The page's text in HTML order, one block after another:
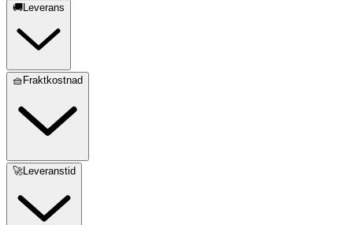
🚚Leverans
🧺Fraktkostnad
🚀Leveranstid